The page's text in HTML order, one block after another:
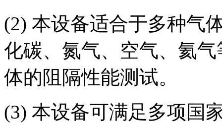
(2) 本设备适合于多种气
化碳、氮气、空气、氦
体的阻隔性能测试。
(3) 本设备可满足多项国